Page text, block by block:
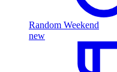
Random Weekend
new